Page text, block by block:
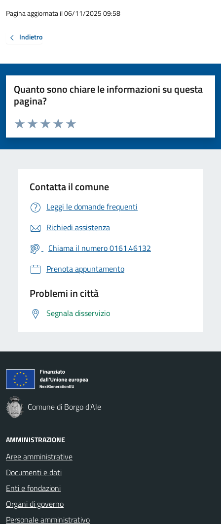
Pagina aggiornata il 06/11/2025 09:58
Indietro
Quanto sono chiare le informazioni su questa
pagina?
Valuta da 1 a 5 stelle la pagina
Valuta 5 stelle su 5
Valuta 4 stelle su 5
Valuta 3 stelle su 5
Valuta 2 stelle su 5
Valuta 1 stelle su 5
Contatta il comune
Leggi le domande frequenti
Richiedi assistenza
Chiama il numero 0161.46132
Prenota appuntamento
Problemi in città
Segnala disservizio
Comune di Borgo d'Ale
AMMINISTRAZIONE
Aree amministrative
Documenti e dati
Enti e fondazioni
Organi di governo
Personale amministrativo